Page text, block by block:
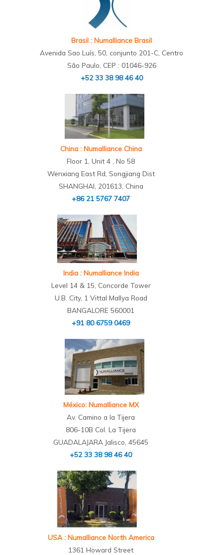
Brasil : Numalliance Brasil
Avenida Sao Luís, 50, conjunto 201-C, Centro
São Paulo, CEP : 01046-926
+52 33 38 98 46 40
China : Numalliance China
Floor 1, Unit 4 , No 58
Wenxiang East Rd, Songjiang Dist
SHANGHAI, 201613, China
+86 21 5767 7407
India : Numalliance India
Level 14 & 15, Concorde Tower
U.B. City, 1 Vittal Mallya Road
BANGALORE 560001
+91 80 6759 0469
México: Numalliance MX
Av. Camino a la Tijera
806-10B Col. La Tijera
GUADALAJARA Jalisco, 45645
+52 33 38 98 46 40
USA : Numalliance North America
1361 Howard Street